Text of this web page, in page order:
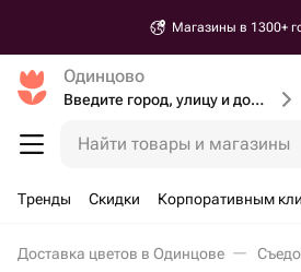
Магазины в 1300+
Одинцово
Введите город, улицу и дом доставки
Найти товары и магазины
Тренды Скидки Корпоративным
Доставка цветов в Одинцове